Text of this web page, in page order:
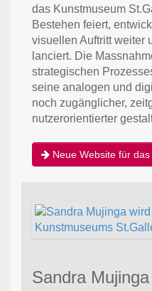
das Kunstmuseum
Bestehen feiert,
visuellen Auftritt weiter
lanciert. Die
strategischen
seine analogen und
noch zugänglicher,
nutzerorientierter
Neue Website für
Sandra